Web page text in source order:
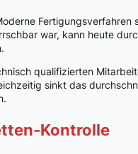
Fertigungsverfahren
war, kann heute
qualifizierten
sinkt das
Kontrolle